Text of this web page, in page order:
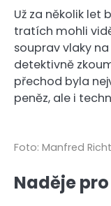
Už za několik let
tratích mohli
souprav vlaky
detektivně
přechod byla
peněz, ale i
Foto: Manfred
Naděje